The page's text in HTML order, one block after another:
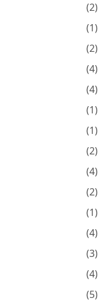
(2)
(1)
(2)
(4)
(4)
(1)
(1)
(2)
(4)
(2)
(1)
(4)
(3)
(4)
(5)